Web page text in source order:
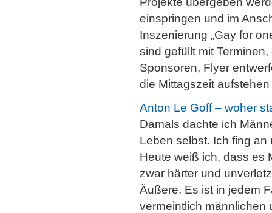
einspringen und im
Inszenierung „Gay for
sind gefüllt mit
Sponsoren, Flyer
die Mittagszeit
Anton Le Goff – woher
Damals dachte ich
Leben selbst. Ich fing
Heute weiß ich, dass es
zwar härter und
Äußere. Es ist in jedem
vermeintlich männlichen